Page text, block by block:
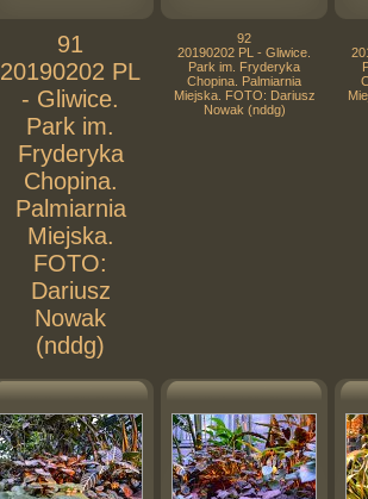
91
20190202 PL
- Gliwice.
Park im.
Fryderyka
Chopina.
Palmiarnia
Miejska.
FOTO:
Dariusz
Nowak
(nddg)
92
20190202 PL - Gliwice.
Park im. Fryderyka
Chopina. Palmiarnia
Miejska. FOTO: Dariusz
Nowak (nddg)